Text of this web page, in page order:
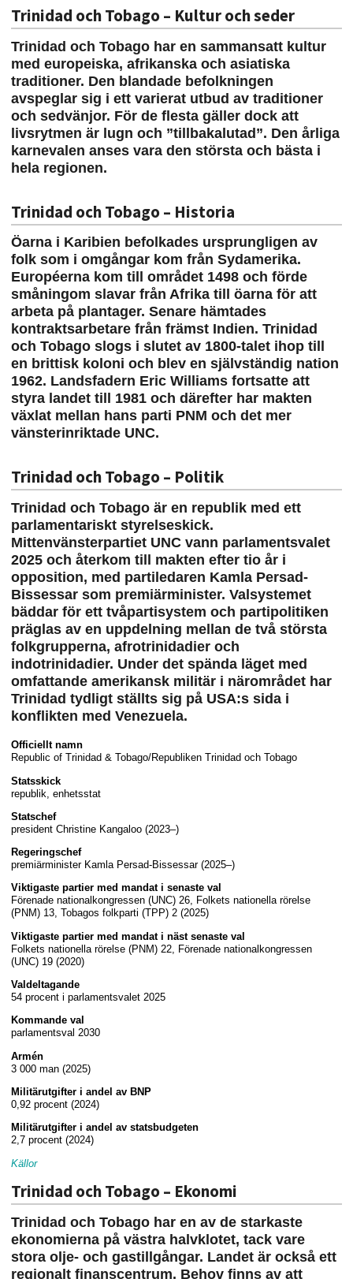
Trinidad och Tobago – Kultur och seder
Trinidad och Tobago har en sammansatt kultur
med europeiska, afrikanska och asiatiska
traditioner. Den blandade befolkningen
avspeglar sig i ett varierat utbud av traditioner
och sedvänjor. För de flesta gäller dock att
livsrytmen är lugn och ”tillbakalutad”. Den årliga
karnevalen anses vara den största och bästa i
hela regionen.
Trinidad och Tobago – Historia
Öarna i Karibien befolkades ursprungligen av
folk som i omgångar kom från Sydamerika.
Européerna kom till området 1498 och förde
småningom slavar från Afrika till öarna för att
arbeta på plantager. Senare hämtades
kontraktsarbetare från främst Indien. Trinidad
och Tobago slogs i slutet av 1800-talet ihop till
en brittisk koloni och blev en självständig nation
1962. Landsfadern Eric Williams fortsatte att
styra landet till 1981 och därefter har makten
växlat mellan hans parti PNM och det mer
vänsterinriktade UNC.
Trinidad och Tobago – Politik
Trinidad och Tobago är en republik med ett
parlamentariskt styrelseskick.
Mittenvänsterpartiet UNC vann parlamentsvalet
2025 och återkom till makten efter tio år i
opposition, med partiledaren Kamla Persad-
Bissessar som premiärminister. Valsystemet
bäddar för ett tvåpartisystem och partipolitiken
präglas av en uppdelning mellan de två största
folkgrupperna, afrotrinidadier och
indotrinidadier. Under det spända läget med
omfattande amerikansk militär i närområdet har
Trinidad tydligt ställts sig på USA:s sida i
konflikten med Venezuela.
Officiellt namn
Republic of Trinidad & Tobago/Republiken Trinidad och Tobago
Statsskick
republik, enhetsstat
Statschef
president Christine Kangaloo (2023–)
Regeringschef
premiärminister Kamla Persad-Bissessar (2025–)
Viktigaste partier med mandat i senaste val
Förenade nationalkongressen (UNC) 26, Folkets nationella rörelse
(PNM) 13, Tobagos folkparti (TPP) 2 (2025)
Viktigaste partier med mandat i näst senaste val
Folkets nationella rörelse (PNM) 22, Förenade nationalkongressen
(UNC) 19 (2020)
Valdeltagande
54 procent i parlamentsvalet 2025
Kommande val
parlamentsval 2030
Armén
3 000 man (2025)
Militärutgifter i andel av BNP
0,92 procent (2024)
Militärutgifter i andel av statsbudgeten
2,7 procent (2024)
Källor
Trinidad och Tobago – Ekonomi
Trinidad och Tobago har en av de starkaste
ekonomierna på västra halvklotet, tack vare
stora olje- och gastillgångar. Landet är också ett
regionalt finanscentrum. Behov finns av att